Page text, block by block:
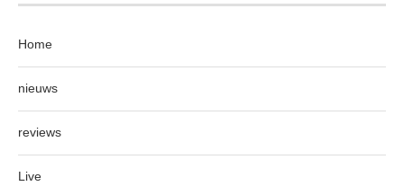
Home
nieuws
reviews
Live